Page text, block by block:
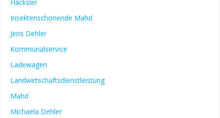
Häcksler
Insektenschonende Mahd
Jens Dehler
Kommunalservice
Ladewagen
Landwirtschaftsdienstleistung
Mahd
Michaela Dehler